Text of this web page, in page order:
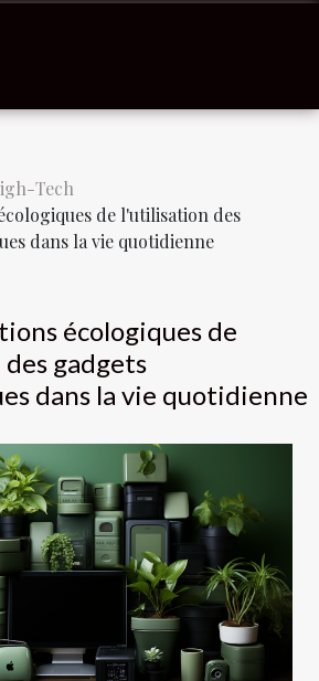
Tech
de l'utilisation des
dans la vie quotidienne
écologiques de
gadgets
dans la vie quotidienne